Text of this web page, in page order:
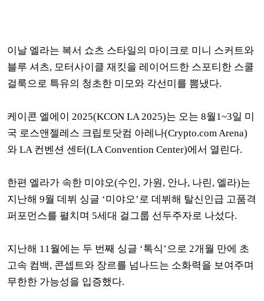
이날 엘라는 복서 쇼츠 스타일의 마이크로 미니 스커트와
블루 셔츠, 모터사이클 재킷을 레이어드한 스포티한 스쿨
걸룩으로 특유의 청초한 미모와 각선미를 뽐냈다.
케이콘 엘에이 2025(KCON LA 2025)는 오는 8월1~3일 미
국 로스앤젤레스 크립토닷컴 아레나(Crypto.com Arena)
와 LA 컨벤션 센터(LA Convention Center)에서 열린다.
한편 엘라가 속한 미야오(수인, 가원, 안나, 나린, 엘라)는
지난해 9월 데뷔 싱글 ‘미야오’로 데뷔해 탈신인급 고품격
퍼포먼스를 펼치며 5세대 걸그룹 선두주자로 나섰다.
지난해 11월에는 두 번째 싱글 ‘톡식’으로 2개월 만에 초
고속 컴백, 콘셉트와 장르를 넘나드는 소화력을 보여주며
무한한 가능성을 입증했다.